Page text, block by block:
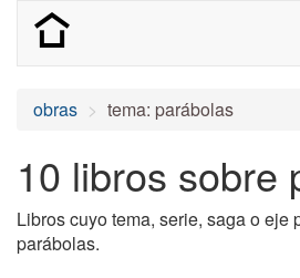
obras tema: parábolas
10 libros sobre
Libros cuyo tema, serie, saga o eje
parábolas.